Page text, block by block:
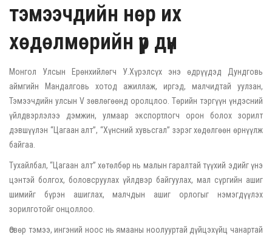
тэмээчдийн нөр их
хөдөлмөрийн үр дүн
Монгол Улсын Ерөнхийлөгч У.Хүрэлсүх энэ өдрүүдэд Дундговь
аймгийн Мандалговь хотод ажиллаж, иргэд, малчидтай уулзан,
Тэмээчдийн улсын V зөвлөгөөнд оролцлоо. Төрийн тэргүүн үндэсний
үйлдвэрлэлээ дэмжин, улмаар экспортлогч орон болох зорилт
дэвшүүлэн “Цагаан алт”, “Хүнсний хувьсгал” зэрэг хөдөлгөөн өрнүүлж
байгаа.
Тухайлбал, “Цагаан алт” хөтөлбөр нь малын гаралтай түүхий эдийг үнэ
цэнтэй болгох, боловсруулах үйлдвэр байгуулах, мал сүргийн ашиг
шимийг бүрэн ашиглах, малчдын ашиг орлогыг нэмэгдүүлэх
зорилготойг онцоллоо.
Өсвөр тэмээ, ингэний ноос нь ямааны ноолууртай дүйцэхүйц чанартай